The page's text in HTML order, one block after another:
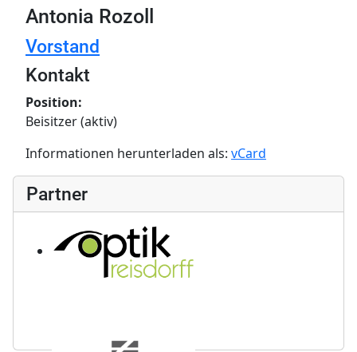
Antonia Rozoll
Vorstand
Kontakt
Position:
Beisitzer (aktiv)
Informationen herunterladen als: vCard
Partner